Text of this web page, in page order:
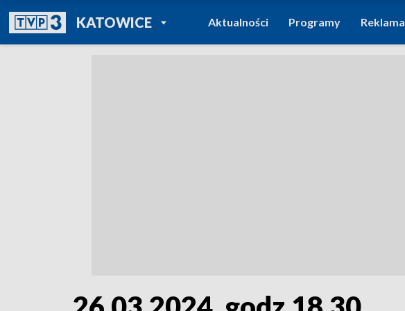
KATOWICEPOWRÓT DO
TVP REGIONY
Aktualności Programy Reklama